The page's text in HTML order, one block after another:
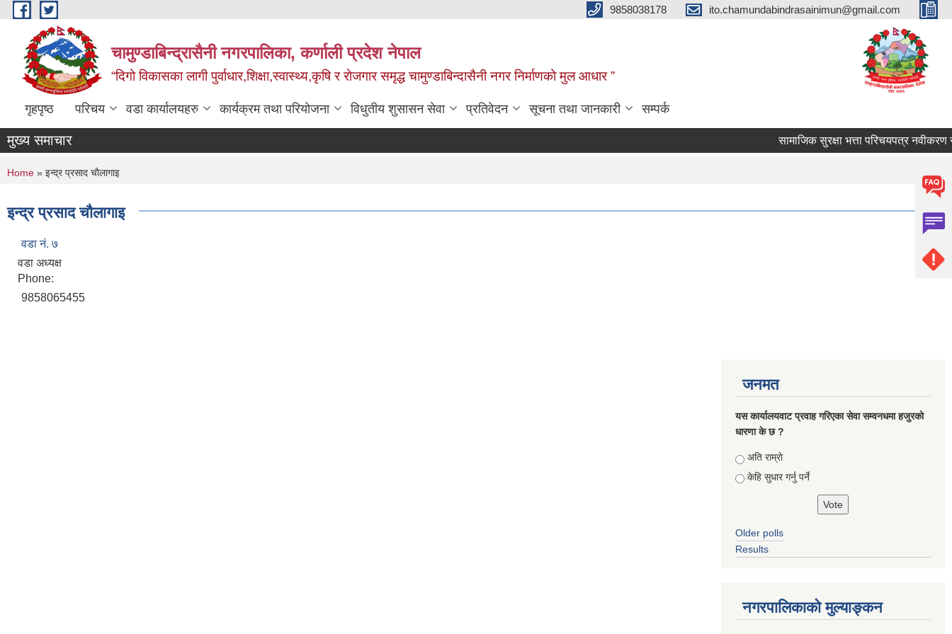
Skip to main content 9858038178 ito.chamundabindrasainimun@gmail.com
चामुण्डाबिन्द्रासैनी नगरपालिका, कर्णाली प्रदेश नेपाल
“दिगो विकासका लागी पुर्वाधार,शिक्षा,स्वास्थ्य,कृषि र रोजगार समृद्ध चामुण्डाबिन्दासैनी नगर निर्माणको मुल आधार ”
गृहपृष्ठ परिचय वडा कार्यालयहरु कार्यक्रम तथा परियोजना विधुतीय शुसासन सेवा प्रतिवेदन सूचना तथा जानकारी सम्पर्क
मुख्य समाचार सामाजिक सुरक्षा भत्ता परिचयपत्र नवीकरण
You are here
Home » इन्द्र प्रसाद चाैलागाइ
इन्द्र प्रसाद चाैलागाइ
वडा नं. ७
वडा अध्यक्ष
Phone:
9858065455
जनमत
यस कार्यालयवाट प्रवाह गरिएका सेवा सम्वनधमा हजुरकाे
धारणा के छ ?
Choices
अति राम्राे
केहि सुधार गर्नु पर्ने
Older polls
Results
नगरपालिकाको मुल्याङ्कन